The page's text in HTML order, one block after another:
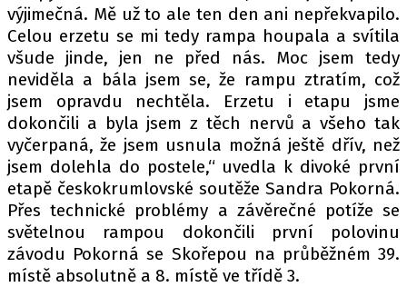
výjimečná. Mě už to ale ten den ani nepřekvapilo.
Celou erzetu se mi tedy rampa houpala a svítila
všude jinde, jen ne před nás. Moc jsem tedy
neviděla a bála jsem se, že rampu ztratím, což
jsem opravdu nechtěla. Erzetu i etapu jsme
dokončili a byla jsem z těch nervů a všeho tak
vyčerpaná, že jsem usnula možná ještě dřív, než
jsem dolehla do postele,“ uvedla k divoké první
etapě českokrumlovské soutěže Sandra Pokorná.
Přes technické problémy a závěrečné potíže se
světelnou rampou dokončili první polovinu
závodu Pokorná se Skořepou na průběžném 39.
místě absolutně a 8. místě ve třídě 3.